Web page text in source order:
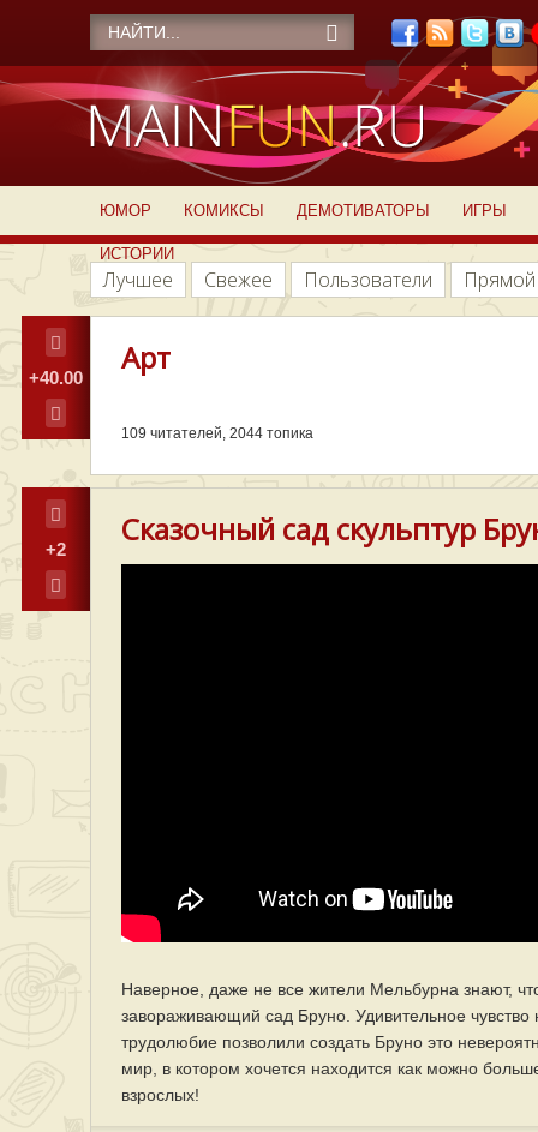
ЮМОР КОМИКСЫ ДЕМОТИВАТОРЫ ИГРЫ
ИСТОРИИ
Лучшее Свежее Пользователи
+40.00
Арт
109 читателей, 2044 топика
+2
Сказочный сад скульптур
Наверное, даже не все жители Мельбурна знают,
завораживающий сад Бруно. Удивительное
трудолюбие позволили создать Бруно это
мир, в котором хочется находится как можно
взрослых!